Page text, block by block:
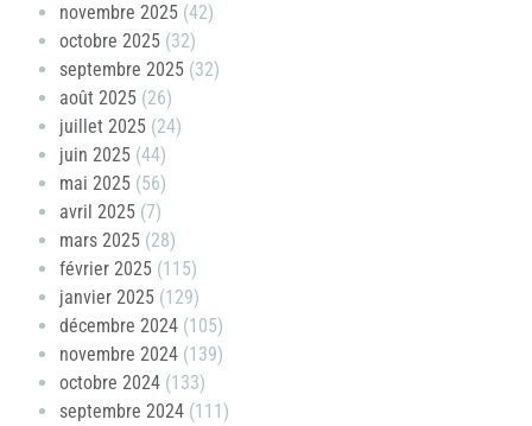
novembre 2025 (42)
octobre 2025 (32)
septembre 2025 (32)
août 2025 (26)
juillet 2025 (24)
juin 2025 (44)
mai 2025 (56)
avril 2025 (7)
mars 2025 (28)
février 2025 (115)
janvier 2025 (129)
décembre 2024 (105)
novembre 2024 (139)
octobre 2024 (133)
septembre 2024 (111)